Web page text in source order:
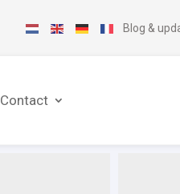
Blog &
Contact